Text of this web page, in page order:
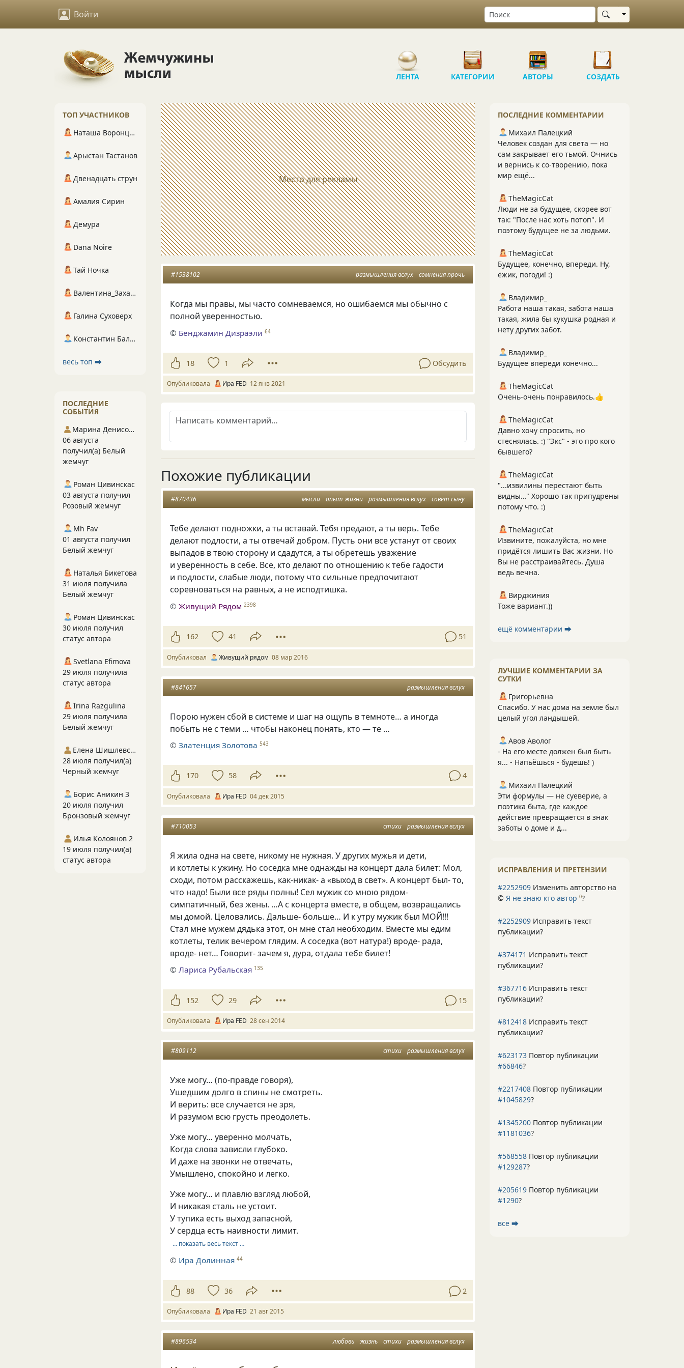
Войти Выбрать область
ЛЕНТА КАТЕГОРИИ АВТОРЫ СОЗДАТЬ
Место для рекламы
размышления вслух сомнения прочь
#1538102
Когда мы правы, мы часто сомневаемся, но ошибаемся мы обычно с
полной уверенностью.
© Бенджамин Дизраэли 64
18 1 Обсудить
Опубликовала Ира FED 12 янв 2021
Похожие публикации
мысли опыт жизни размышления вслух совет сыну
#870436
Тебе делают подножки, а ты вставай. Тебя предают, а ты верь. Тебе
делают подлости, а ты отвечай добром. Пусть они все устанут от своих
выпадов в твою сторону и сдадутся, а ты обретешь уважение
и уверенность в себе. Все, кто делают по отношению к тебе гадости
и подлости, слабые люди, потому что сильные предпочитают
соревноваться на равных, а не исподтишка.
©Живущий Рядом 2398
162 41 51
Опубликовал Живущий рядом 08 мар 2016
размышления вслух
#841657
Порою нужен сбой в системе и шaг на ощупь в тeмноте… а иногда
побыть не с теми … чтобы наконец понять, кто — те …
©Златенция Золотова 543
170 58 4
Опубликовала Ира FED 04 дек 2015
стихи размышления вслух
#710053
Я жила одна на свете, никому не нужная. У других мужья и дети,
и котлеты к ужину. Но соседка мне однажды на концерт дала билет: Мол,
сходи, потом расскажешь, как-никак- а «выход в свет». А концерт был- то,
что надо! Были все ряды полны! Сел мужик со мною рядом-
симпатичный, без жены. …А с концерта вместе, в общем, возвращались
мы домой. Целовались. Дальше- больше… И к утру мужик был МОЙ!!!
Стал мне мужем дядька этот, он мне стал необходим. Вместе мы едим
котлеты, телик вечером глядим. А соседка (вот натура!) вроде- рада,
вроде- нет… Говорит- зачем я, дура, отдала тебе билет!
©Лариса Рубальская 135
152 29 15
Опубликовала Ира FED 28 сен 2014
стихи размышления вслух
#809112
Уже могу… (по-правде говоря),
Ушедшим долго в спины не смотреть.
И верить: все случается не зря,
И разумом всю грусть преодолеть.
Уже могу… уверенно молчать,
Когда слова зависли глубоко.
И даже на звонки не отвечать,
Умышлено, спокойно и легко.
Уже могу… и плавлю взгляд любой,
И никакая сталь не устоит.
У тупика есть выход запасной,
У сердца есть наивности лимит.
… показать весь текст …
© Ира Долинная 44
88 36 2
Опубликовала Ира FED 21 авг 2015
любовь жизнь стихи размышления вслух
#896534
ПОСЛЕДНИЕ КОММЕНТАРИИ
Михаил Палецкий
Человек создан для света — но
сам закрывает его тьмой. Очнись
и вернись к со‑творению, пока
мир ещё...
TheMagicCat
Люди не за будущее, скорее вот
так: "После нас хоть потоп". И
поэтому будущее не за людьми.
TheMagicCat
Будущее, конечно, впереди. Ну,
ёжик, погоди! :)
Владимир_
Работа наша такая, забота наша
такая, жила бы кукушка родная и
нету других забот.
Владимир_
Будущее впереди конечно...
TheMagicCat
Очень-очень понравилось.👍
TheMagicCat
Давно хочу спросить, но
стеснялась. :) "Экс" - это про кого
бывшего?
TheMagicCat
"...извилины перестают быть
видны…" Хорошо так припудрены
потому что. :)
TheMagicCat
Извините, пожалуйста, но мне
придётся лишить Вас жизни. Но
Вы не расстраивайтесь. Душа
ведь вечна.
Вирджиния
Тоже вариант.))
ещё комментарии ⮕
ЛУЧШИЕ КОММЕНТАРИИ ЗА
СУТКИ
Григорьевна
Спасибо. У нас дома на земле был
целый угол ландышей.
Авов Аволог
- На его месте должен был быть
я... - Напьёшься - будешь! )
Михаил Палецкий
Эти формулы — не суеверие, а
поэтика быта, где каждое
действие превращается в знак
заботы о доме и д...
ИСПРАВЛЕНИЯ И ПРЕТЕНЗИИ
#2252909 Изменить авторство на
© Я не знаю кто автор 0?
#2252909 Исправить текст
публикации?
#374171 Исправить текст
публикации?
#367716 Исправить текст
публикации?
#812418 Исправить текст
публикации?
#623173 Повтор публикации
#66846?
#2217408 Повтор публикации
#1045829?
#1345200 Повтор публикации
#1181036?
#568558 Повтор публикации
#129287?
#205619 Повтор публикации
#1290?
все ⮕
ТОП УЧАСТНИКОВ
Наташа Воронцова
Арыстан Тастанов
Двенадцать струн
Амалия Сирин
Демура
Dana Noire
Тай Ночка
Валентина_Захарова
Галина Суховерх
Константин Балухта
весь топ ⮕
ПОСЛЕДНИЕ
СОБЫТИЯ
Марина Денисова 5
06 августа
получил(а) Белый
жемчуг
Роман Цивинскас
03 августа получил
Розовый жемчуг
Mh Fav
01 августа получил
Белый жемчуг
Наталья Бикетова
31 июля получила
Белый жемчуг
Роман Цивинскас
30 июля получил
статус автора
Svetlana Efimova
29 июля получила
статус автора
Irina Razgulina
29 июля получила
Белый жемчуг
Елена Шишлевская
28 июля получил(а)
Черный жемчуг
Борис Аникин 3
20 июля получил
Бронзовый жемчуг
Илья Колоянов 2
19 июля получил(а)
статус автора